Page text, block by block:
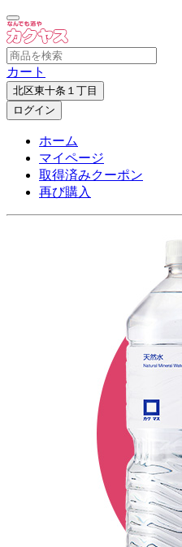
カート
北区東十条１丁目
ログイン
ホーム
マイページ
取得済みクーポン
再び購入